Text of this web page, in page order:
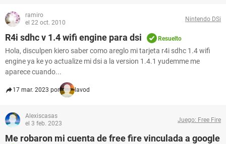
ramiro
el 22 oct. 2010
Nintendo DSi
R4i sdhc v 1.4 wifi engine para dsi Resuelto
Hola, disculpen kiero saber como areglo mi tarjeta r4i sdhc 1.4 wifi
engine ya ke yo actualize mi dsi a la version 1.4.1 yudemme me
aparece cuando...
17 mar. 2023 por lavod
Alexiscasas
el 3 feb. 2023
Juego: Free Fire
Me robaron mi cuenta de free fire vinculada a google